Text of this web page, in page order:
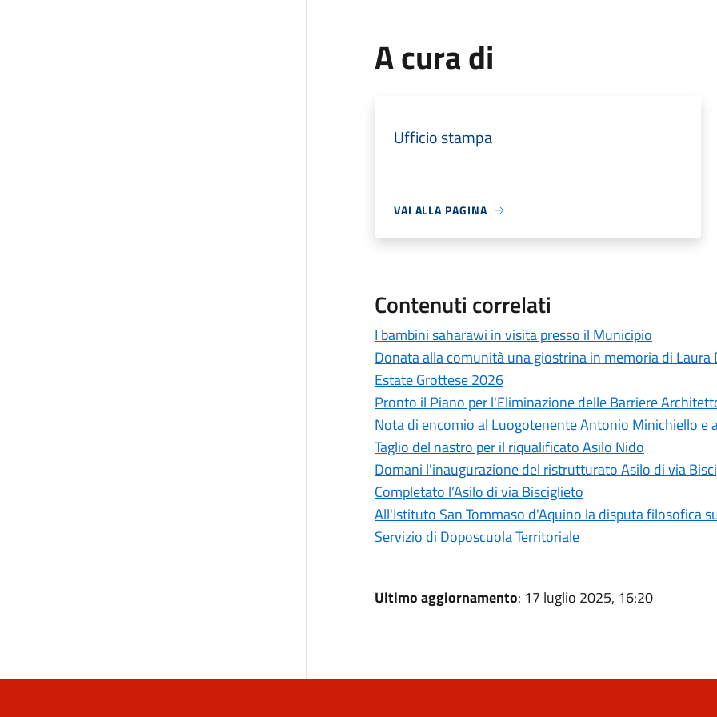
A cura di
Ufficio stampa
VAI ALLA PAGINA
Contenuti correlati
I bambini saharawi in visita presso il Municipio
Donata alla comunità una giostrina in memoria di Laura
Estate Grottese 2026
Pronto il Piano per l'Eliminazione delle Barriere
Nota di encomio al Luogotenente Antonio Minichiello e
Taglio del nastro per il riqualificato Asilo Nido
Domani l'inaugurazione del ristrutturato Asilo di via
Completato l’Asilo di via Bisciglieto
All'Istituto San Tommaso d'Aquino la disputa filosofica
Servizio di Doposcuola Territoriale
Ultimo aggiornamento: 17 luglio 2025, 16:20